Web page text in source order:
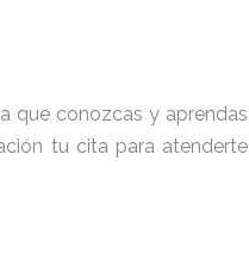
que conozcas y aprendas
tu cita para atenderte